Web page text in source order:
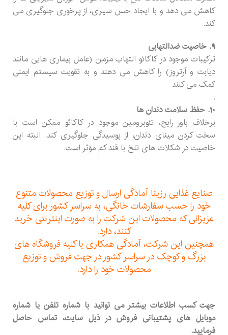
کاهش می دهد و با ایجاد حس سیری، از پرخوری جلوگیری می
کند.
9. خاصیت ضدالتهابی
ترکیبات موجود در کاکائو التهاب مزمن (عامل بیماری هایی مانند
دیابت و آرتروز) را کاهش می دهند و به تقویت سیستم ایمنی
کمک می کنند
.
10. حفظ سلامت دندان ها
برخلاف باور رایج، تئوبرومین موجود در کاکائو ممکن است با
سخت کردن مینای دندان، از پوسیدگی جلوگیری کند. البته این
خاصیت در شکلات های تلخ با قند کم مؤثر است.
صنایع غذایی رزینا آمادگی ارسال و توزیع محصولات متنوع
خود را حسب سفارشات خانگی، به سراسر کشور برای کلیه
عزیزانی که محصولات این شرکت را به صورت اینترنتی خرید
کنند، دارد.
همچنین این شرکت، آمادگی همکاری با کلیه فروشگاه های
بزرگ و کوچک در سراسر کشور در جهت فروش و توزیع
محصولات خود را دارد.
جهت کسب اطلاعات بیشتر می توانید با شماره تلفن یا شماره
موبایل های پشتیبانی فروش در ذیل سایت، تماس حاصل
فرمایید.